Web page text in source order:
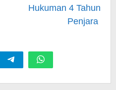
Hukuman 4 Tahun
Penjara